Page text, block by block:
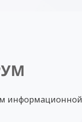
информационной